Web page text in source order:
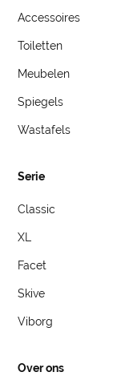
Accessoires
Toiletten
Meubelen
Spiegels
Wastafels
Serie
Classic
XL
Facet
Skive
Viborg
Over ons